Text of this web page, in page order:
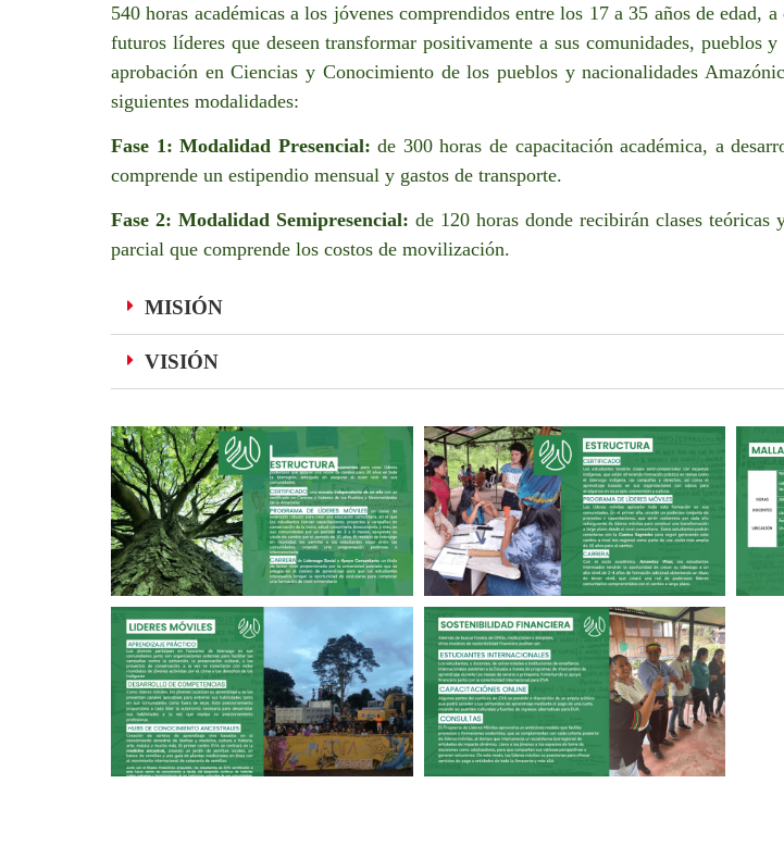
540 horas académicas a los jóvenes comprendidos entre los 17 a 35 años de
futuros líderes que deseen transformar positivamente a sus comunidades,
aprobación en Ciencias y Conocimiento de los pueblos y nacionalidades
siguientes modalidades:
Fase 1: Modalidad Presencial:de 300 horas de capacitación académica, a
comprende un estipendio mensual y gastos de transporte.
Fase 2: Modalidad Semipresencial: de 120 horas donde recibirán clases
parcial que comprende los costos de movilización.
MISIÓN
VISIÓN